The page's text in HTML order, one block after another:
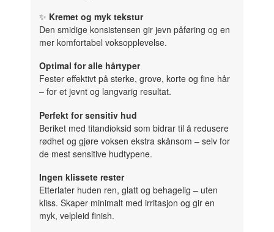
✨ Kremet og myk tekstur
Den smidige konsistensen gir jevn påføring og en
mer komfortabel voksopplevelse.
Optimal for alle hårtyper
Fester effektivt på sterke, grove, korte og fine hår
– for et jevnt og langvarig resultat.
Perfekt for sensitiv hud
Beriket med titandioksid som bidrar til å redusere
rødhet og gjøre voksen ekstra skånsom – selv for
de mest sensitive hudtypene.
Ingen klissete rester
Etterlater huden ren, glatt og behagelig – uten
kliss. Skaper minimalt med irritasjon og gir en
myk, velpleid finish.